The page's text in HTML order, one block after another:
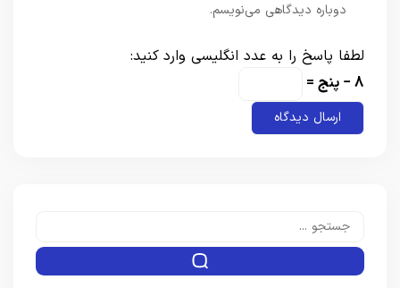
دوباره دیدگاهی می‌نویسم.
لطفا پاسخ را به عدد انگلیسی وارد کنید:
8 − پنج =